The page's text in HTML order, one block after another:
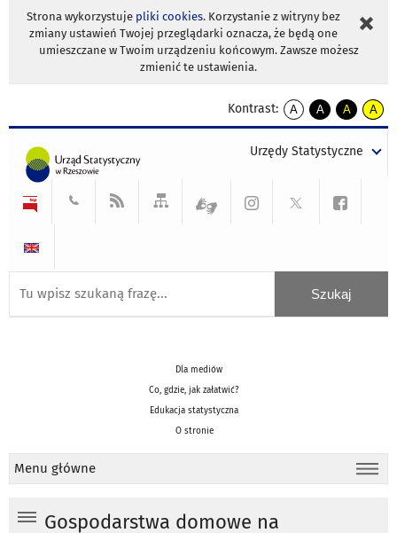
Strona wykorzystuje pliki cookies. Korzystanie z witryny bez
zmiany ustawień Twojej przeglądarki oznacza, że będą one
umieszczane w Twoim urządzeniu końcowym. Zawsze możesz
zmienić te ustawienia.
Kontrast:
A
kontrast
A
kontrast
tekst
czarnym
A
kontrast
tekst
czarnym
A
tekst
żółtym
Urzędy Statystyczne
Dla mediów
Co, gdzie, jak załatwić?
Edukacja statystyczna
O stronie
Menu główne
Gospodarstwa domowe na